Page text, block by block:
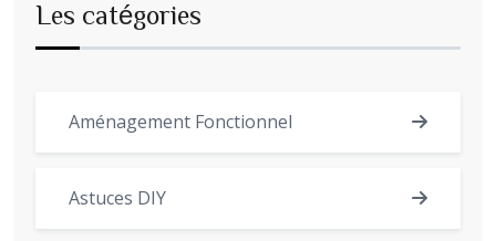
Les catégories
Aménagement Fonctionnel
Astuces DIY